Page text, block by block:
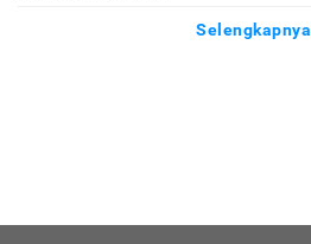
Selengkapnya